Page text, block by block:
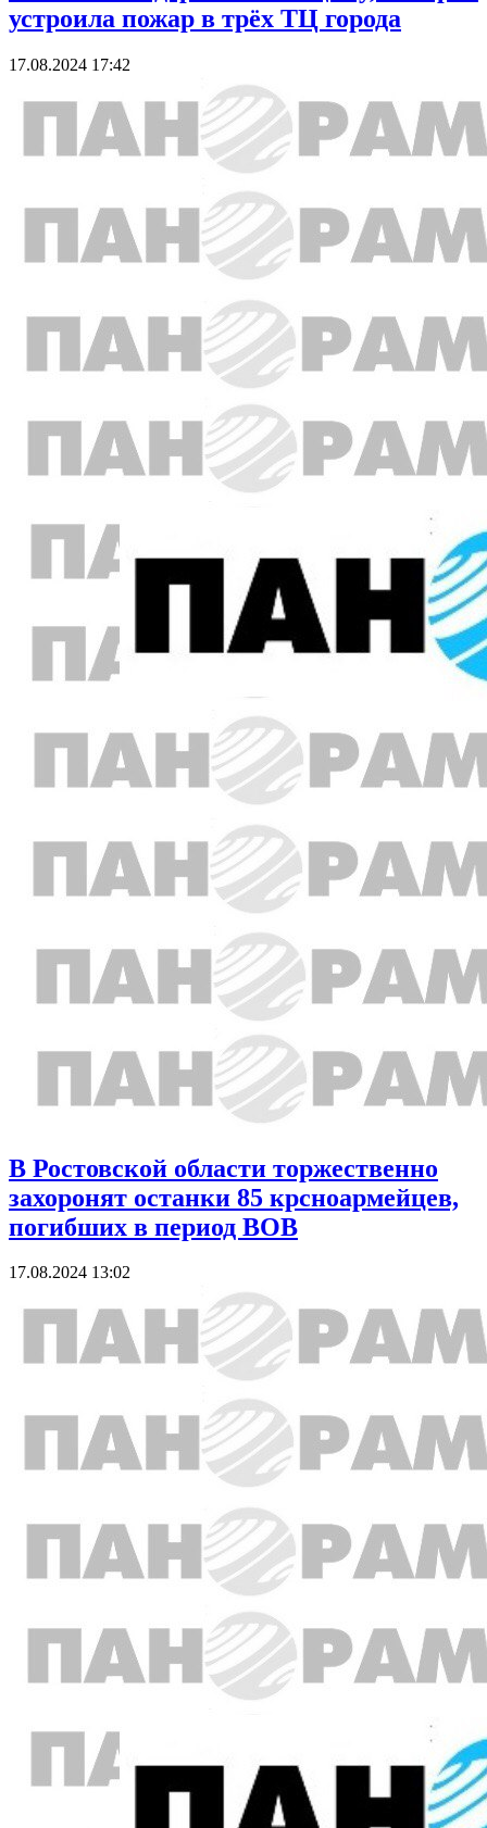
устроила пожар в трёх ТЦ города
17.08.2024 17:42
В Ростовской области торжественно
захоронят останки 85 крсноармейцев,
погибших в период ВОВ
17.08.2024 13:02